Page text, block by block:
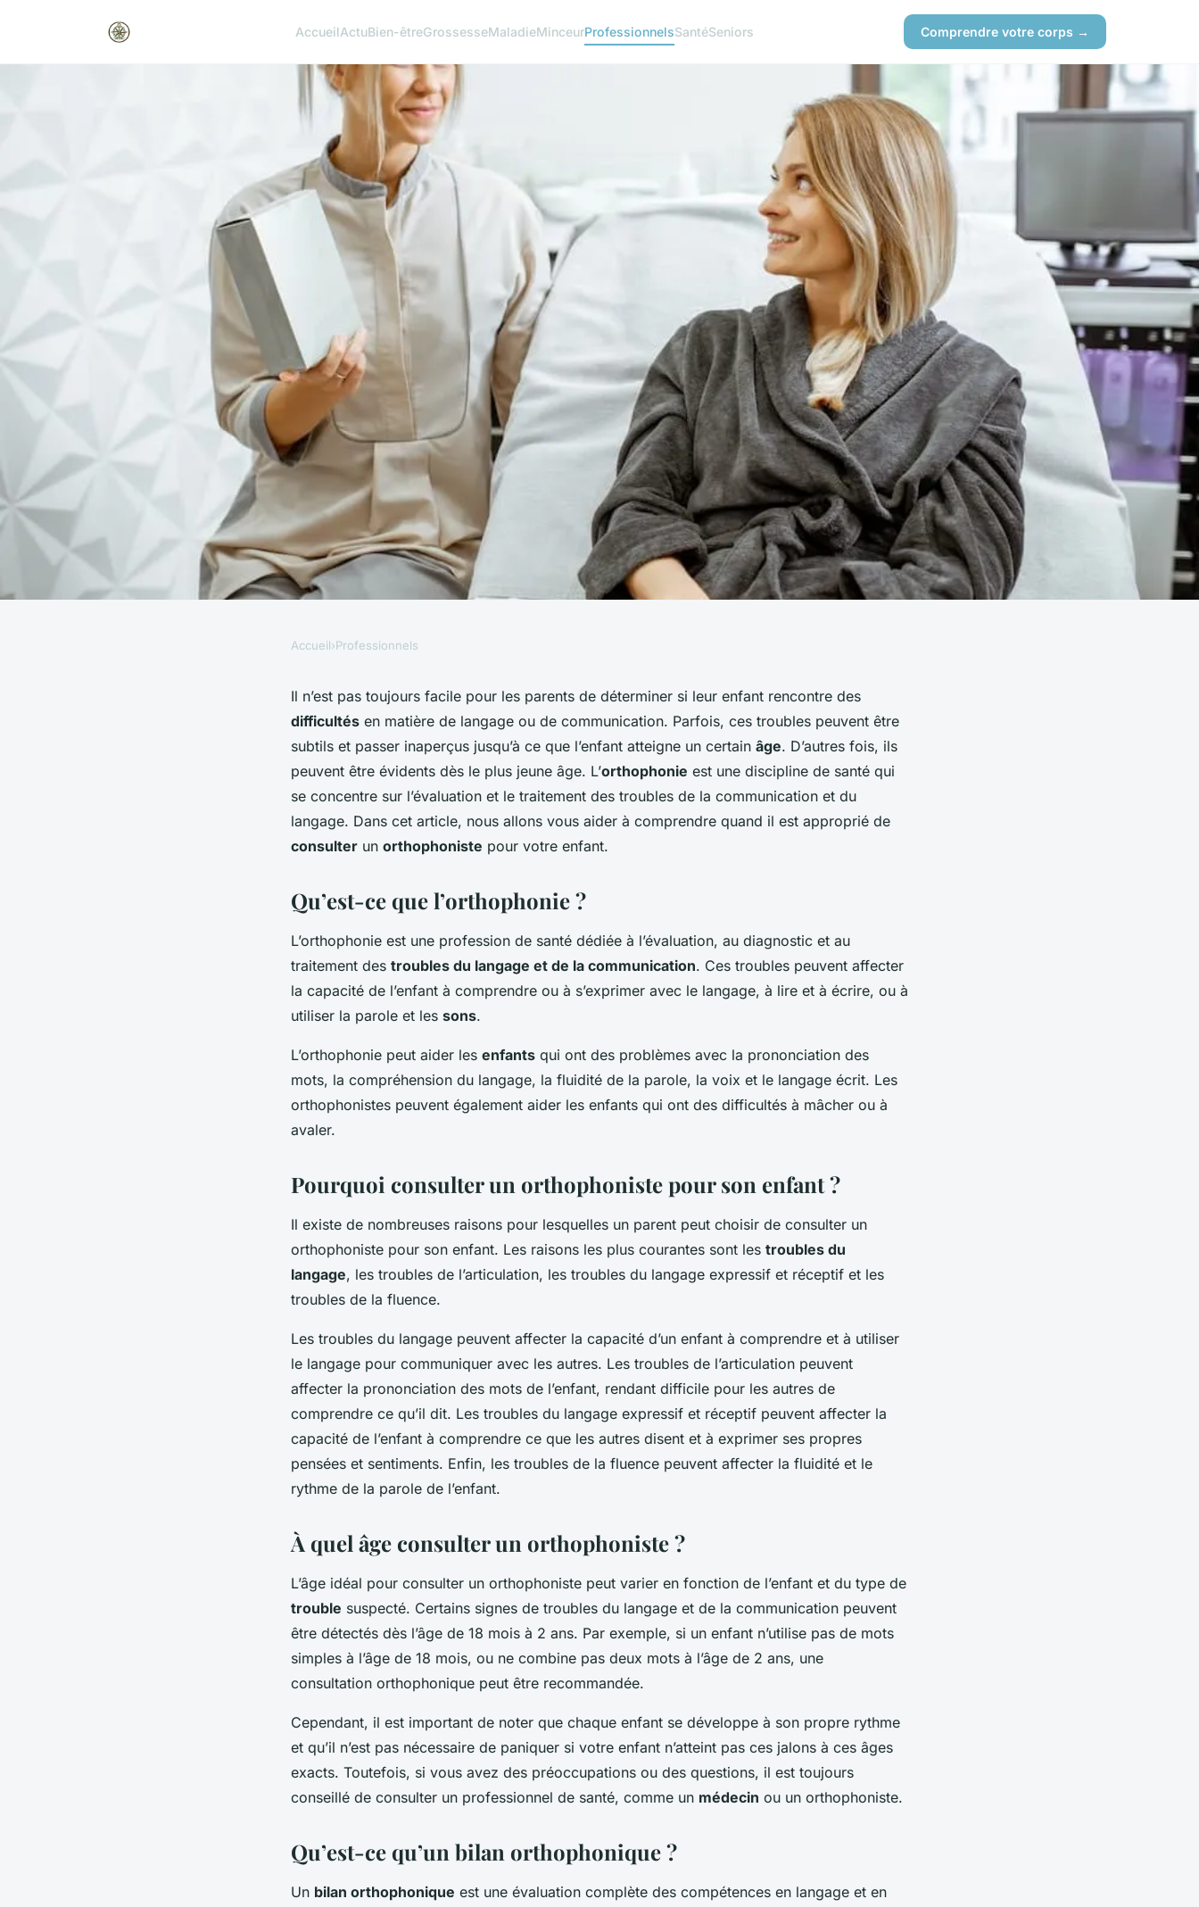
AccueilActuBien-êtreGrossesseMaladieMinceurProfessionnelsSantéSeniors Comprendre votre corps →
Quand faut-il consulter un
orthophoniste pour son enfant ?
Accueil›Professionnels
Il n’est pas toujours facile pour les parents de déterminer si leur enfant rencontre des
difficultés en matière de langage ou de communication. Parfois, ces troubles peuvent être
subtils et passer inaperçus jusqu’à ce que l’enfant atteigne un certain âge. D’autres fois, ils
peuvent être évidents dès le plus jeune âge. L’orthophonie est une discipline de santé qui
se concentre sur l’évaluation et le traitement des troubles de la communication et du
langage. Dans cet article, nous allons vous aider à comprendre quand il est approprié de
consulter un orthophoniste pour votre enfant.
Qu’est-ce que l’orthophonie ?
L’orthophonie est une profession de santé dédiée à l’évaluation, au diagnostic et au
traitement des troubles du langage et de la communication. Ces troubles peuvent affecter
la capacité de l’enfant à comprendre ou à s’exprimer avec le langage, à lire et à écrire, ou à
utiliser la parole et les sons.
L’orthophonie peut aider les enfants qui ont des problèmes avec la prononciation des
mots, la compréhension du langage, la fluidité de la parole, la voix et le langage écrit. Les
orthophonistes peuvent également aider les enfants qui ont des difficultés à mâcher ou à
avaler.
Pourquoi consulter un orthophoniste pour son enfant ?
Il existe de nombreuses raisons pour lesquelles un parent peut choisir de consulter un
orthophoniste pour son enfant. Les raisons les plus courantes sont les troubles du
langage, les troubles de l’articulation, les troubles du langage expressif et réceptif et les
troubles de la fluence.
Les troubles du langage peuvent affecter la capacité d’un enfant à comprendre et à utiliser
le langage pour communiquer avec les autres. Les troubles de l’articulation peuvent
affecter la prononciation des mots de l’enfant, rendant difficile pour les autres de
comprendre ce qu’il dit. Les troubles du langage expressif et réceptif peuvent affecter la
capacité de l’enfant à comprendre ce que les autres disent et à exprimer ses propres
pensées et sentiments. Enfin, les troubles de la fluence peuvent affecter la fluidité et le
rythme de la parole de l’enfant.
À quel âge consulter un orthophoniste ?
L’âge idéal pour consulter un orthophoniste peut varier en fonction de l’enfant et du type de
trouble suspecté. Certains signes de troubles du langage et de la communication peuvent
être détectés dès l’âge de 18 mois à 2 ans. Par exemple, si un enfant n’utilise pas de mots
simples à l’âge de 18 mois, ou ne combine pas deux mots à l’âge de 2 ans, une
consultation orthophonique peut être recommandée.
Cependant, il est important de noter que chaque enfant se développe à son propre rythme
et qu’il n’est pas nécessaire de paniquer si votre enfant n’atteint pas ces jalons à ces âges
exacts. Toutefois, si vous avez des préoccupations ou des questions, il est toujours
conseillé de consulter un professionnel de santé, comme un médecin ou un orthophoniste.
Qu’est-ce qu’un bilan orthophonique ?
Un bilan orthophonique est une évaluation complète des compétences en langage et en